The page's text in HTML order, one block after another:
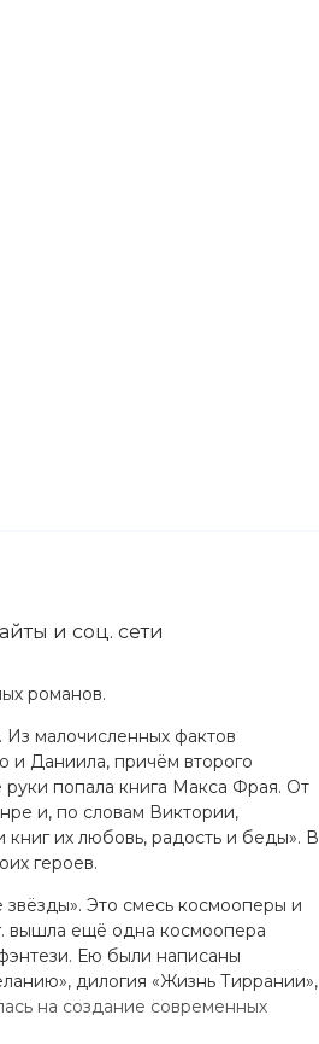
романов.
малочисленных фактов
и Даниила, причём второго
руки попала книга Макса Фрая. От
и, по словам Виктории,
их любовь, радость и беды». В
героев.
Это смесь космооперы и
вышла ещё одна космоопера
Ею были написаны
дилогия «Жизнь Тиррании»,
на создание современных
и соц. сети